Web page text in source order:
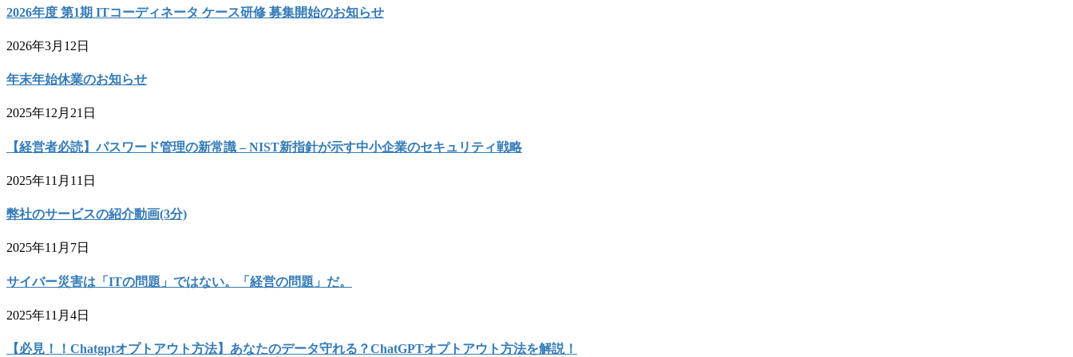
2026年度 第1期 ITコーディネータ ケース研修 募集開始のお知らせ
2026年3月12日
年末年始休業のお知らせ
2025年12月21日
【経営者必読】パスワード管理の新常識 – NIST新指針が示す中小企業のセキュリティ戦略
2025年11月11日
弊社のサービスの紹介動画(3分)
2025年11月7日
サイバー災害は「ITの問題」ではない。「経営の問題」だ。
2025年11月4日
【必見！！Chatgptオプトアウト方法】あなたのデータ守れる？ChatGPTオプトアウト方法を解説！